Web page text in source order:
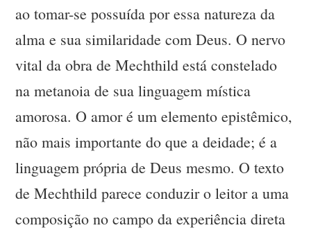
ao tomar-se possuída por essa natureza da
alma e sua similaridade com Deus. O nervo
vital da obra de Mechthild está constelado
na metanoia de sua linguagem mística
amorosa. O amor é um elemento epistêmico,
não mais importante do que a deidade; é a
linguagem própria de Deus mesmo. O texto
de Mechthild parece conduzir o leitor a uma
composição no campo da experiência direta